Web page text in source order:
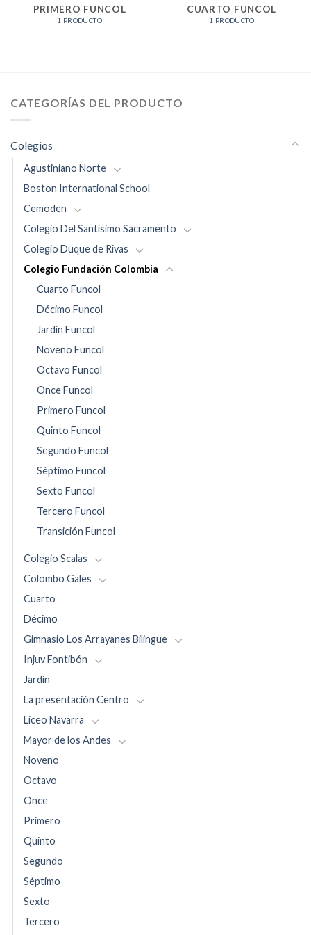
PRIMERO FUNCOL
1 PRODUCTO
CUARTO FUNCOL
1 PRODUCTO
CATEGORÍAS DEL PRODUCTO
Colegios
Agustiniano Norte
Boston International School
Cemoden
Colegio Del Santísimo Sacramento
Colegio Duque de Rivas
Colegio Fundación Colombia
Cuarto Funcol
Décimo Funcol
Jardín Funcol
Noveno Funcol
Octavo Funcol
Once Funcol
Primero Funcol
Quinto Funcol
Segundo Funcol
Séptimo Funcol
Sexto Funcol
Tercero Funcol
Transición Funcol
Colegio Scalas
Colombo Gales
Cuarto
Décimo
Gimnasio Los Arrayanes Bilingue
Injuv Fontibón
Jardín
La presentación Centro
Liceo Navarra
Mayor de los Andes
Noveno
Octavo
Once
Primero
Quinto
Segundo
Séptimo
Sexto
Tercero